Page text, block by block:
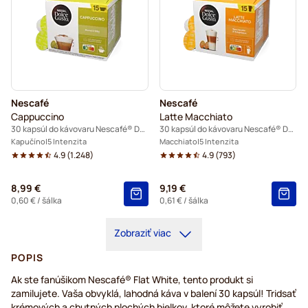
Nescafé
Cappuccino
30 kapsúl do kávovaru Nescafé® Dolce Gusto
Kapučíno 5 Intenzita
4.9(1.248)
8,99 €
0,60 €/ šálka
Nescafé
Latte Macchiato
30 kapsúl do kávovaru Nescafé® Dolce Gusto
Macchiato 5 Intenzita
4.9(793)
9,19 €
0,61 €/ šálka
Zobraziť viac
POPIS
Ak ste fanúšikom Nescafé® Flat White, tento produkt si
zamilujete. Vaša obvyklá, lahodná káva v balení 30 kapsúl! Tridsať